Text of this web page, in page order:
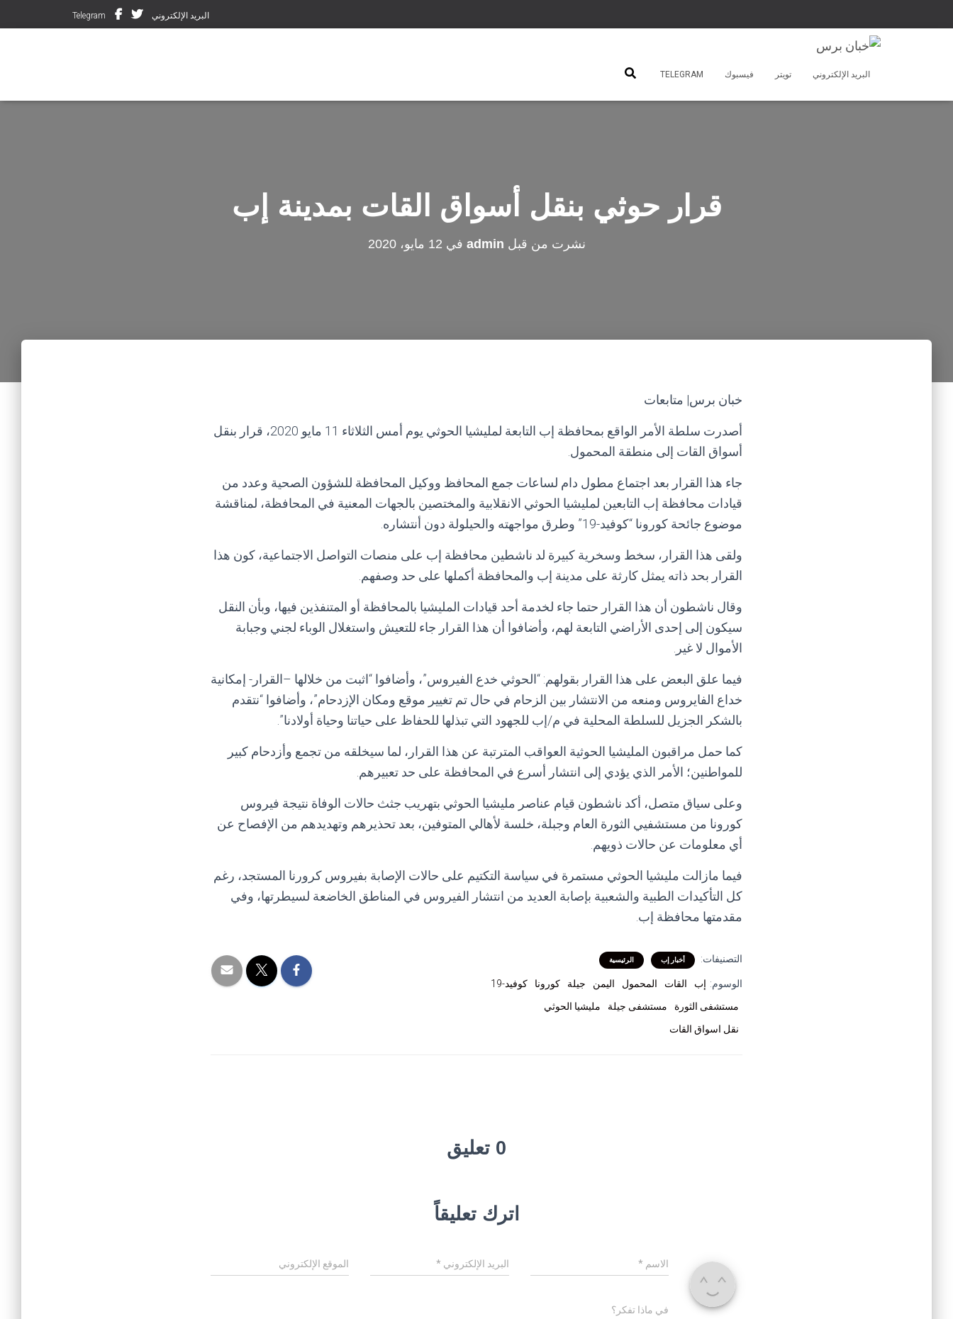
البريد الإلكتروني Telegram
البريد الإلكتروني تويتر فيسبوك TELEGRAM
قرار حوثي بنقل أسواق القات بمدينة إب
نشرت من قبل admin في 12 مايو، 2020
خبان برس| متابعات
أصدرت سلطة الأمر الواقع بمحافظة إب التابعة لمليشيا الحوثي يوم أمس الثلاثاء 11 مايو 2020، قرار بنقل
أسواق القات إلى منطقة المحمول.
جاء هذا القرار بعد اجتماع مطول دام لساعات جمع المحافظ ووكيل المحافظة للشؤون الصحية وعدد من
قيادات محافظة إب التابعين لمليشيا الحوثي الانقلابية والمختصين بالجهات المعنية في المحافظة، لمناقشة
موضوع جائحة كورونا “كوفيد-19” وطرق مواجهته والحيلولة دون أنتشاره.
ولقى هذا القرار، سخط وسخرية كبيرة لد ناشطين محافظة إب على منصات التواصل الاجتماعية، كون هذا
القرار بحد ذاته يمثل كارثة على مدينة إب والمحافظة أكملها على حد وصفهم.
وقال ناشطون أن هذا القرار حتما جاء لخدمة أحد قيادات المليشيا بالمحافظة أو المتنفذين فيها، وبأن النقل
سيكون إلى إحدى الأراضي التابعة لهم، وأضافوا أن هذا القرار جاء للتعيش واستغلال الوباء لجني وجبابة
الأموال لا غير.
فيما علق البعض على هذا القرار بقولهم: “الحوثي خدع الفيروس”، وأضافوا “اثبت من خلالها –القرار- إمكانية
خداع الفايروس ومنعه من الانتشار بين الزحام في حال تم تغيير موقع ومكان الإزدحام”، وأضافوا “نتقدم
بالشكر الجزيل للسلطة المحلية في م/إب للجهود التي تبذلها للحفاظ على حياتنا وحياة أولادنا”.
كما حمل مراقبون المليشيا الحوثية العواقب المترتبة عن هذا القرار، لما سيخلقه من تجمع وأزدحام كبير
للمواطنين؛ الأمر الذي يؤدي إلى انتشار أسرع في المحافظة على حد تعبيرهم.
وعلى سياق متصل، أكد ناشطون قيام عناصر مليشيا الحوثي بتهريب جثث حالات الوفاة نتيجة فيروس
كورونا من مستشفيي الثورة العام وجبلة، خلسة لأهالي المتوفين، بعد تحذيرهم وتهديدهم من الإفصاح عن
أي معلومات عن حالات ذويهم
فيما مازالت مليشيا الحوثي مستمرة في سياسة التكتيم على حالات الإصابة بفيروس كرورنا المستجد، رغم
كل التأكيدات الطبية والشعبية بإصابة العديد من انتشار الفيروس في المناطق الخاضعة لسيطرتها، وفي
مقدمتها محافظة إب.
التصنيفات: أخبار إب الرئيسية
الوسوم: إب القات المحمول اليمن جيلة كورونا
كوفيد-19
مستشفى الثورة
مستشفى جيلة
مليشيا الحوثي
نقل اسواق القات
0 تعليق
اترك تعليقاً
الاسم * البريد الإلكتروني * الموقع الإلكتروني
في ماذا تفكر؟